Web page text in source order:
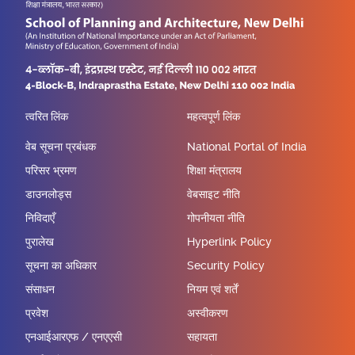
त्वरित लिंक
वेब सूचना प्रबंधक
परिसर भ्रमण
डाउनलोड्स
निविदाएँ
पुरालेख
सूचना का अधिकार
संसाधन
प्रवेश
एनआईआरएफ / एनएएसी
महत्वपूर्ण लिंक
National Portal of India
शिक्षा मंत्रालय
वेबसाइट नीति
गोपनीयता नीति
Hyperlink Policy
Security Policy
नियम एवं शर्तें
अस्वीकरण
सहायता